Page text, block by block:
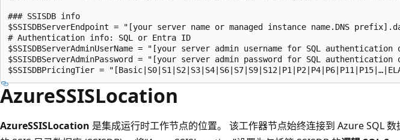
### SSISDB info
$SSISDBServerEndpoint = "[your server name or managed instance name.DNS
# Authentication info: SQL or Entra ID
$SSISDBServerAdminUserName = "[your server admin username for SQL
$SSISDBServerAdminPassword = "[your server admin password for SQL
AzureSSISLocation
AzureSSISLocation 是集成运行时工作节点的位置。 该工作器节点始终连接到 Azure SQL 数